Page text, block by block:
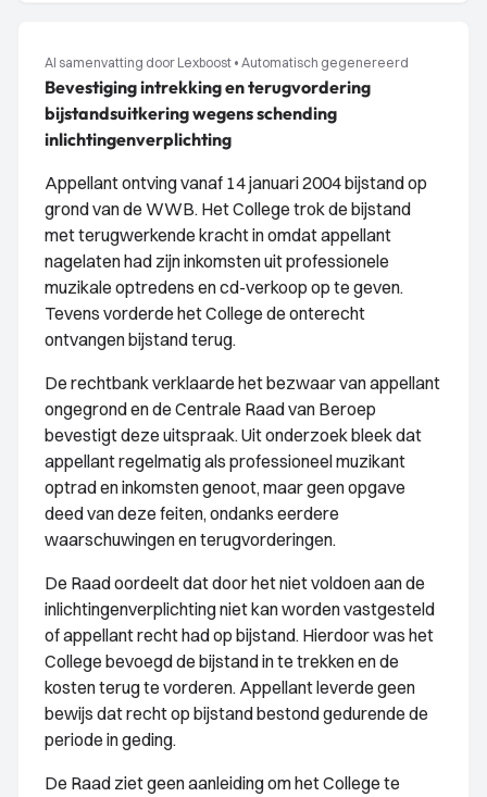
AI samenvatting door Lexboost • Automatisch gegenereerd
Bevestiging intrekking en terugvordering
bijstandsuitkering wegens schending
inlichtingenverplichting
Appellant ontving vanaf 14 januari 2004 bijstand op
grond van de WWB. Het College trok de bijstand
met terugwerkende kracht in omdat appellant
nagelaten had zijn inkomsten uit professionele
muzikale optredens en cd-verkoop op te geven.
Tevens vorderde het College de onterecht
ontvangen bijstand terug.
De rechtbank verklaarde het bezwaar van appellant
ongegrond en de Centrale Raad van Beroep
bevestigt deze uitspraak. Uit onderzoek bleek dat
appellant regelmatig als professioneel muzikant
optrad en inkomsten genoot, maar geen opgave
deed van deze feiten, ondanks eerdere
waarschuwingen en terugvorderingen.
De Raad oordeelt dat door het niet voldoen aan de
inlichtingenverplichting niet kan worden vastgesteld
of appellant recht had op bijstand. Hierdoor was het
College bevoegd de bijstand in te trekken en de
kosten terug te vorderen. Appellant leverde geen
bewijs dat recht op bijstand bestond gedurende de
periode in geding.
De Raad ziet geen aanleiding om het College te